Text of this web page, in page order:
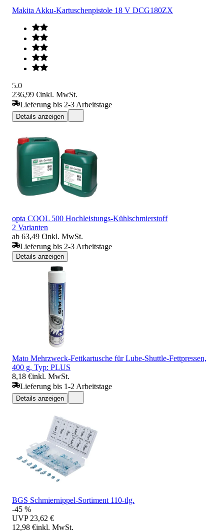
Makita Akku-Kartuschenpistole 18 V DCG180ZX
5.0
236,99 €inkl. MwSt.
Lieferung bis 2-3 Arbeitstage
Details anzeigen
opta COOL 500 Hochleistungs-Kühlschmierstoff
2 Varianten
ab 63,49 €inkl. MwSt.
Lieferung bis 2-3 Arbeitstage
Details anzeigen
Mato Mehrzweck-Fettkartusche für Lube-Shuttle-Fettpressen,
400 g, Typ: PLUS
8,18 €inkl. MwSt.
Lieferung bis 1-2 Arbeitstage
Details anzeigen
BGS Schmiernippel-Sortiment 110-tlg.
-45 %
UVP 23,62 €
12,98 €inkl. MwSt.